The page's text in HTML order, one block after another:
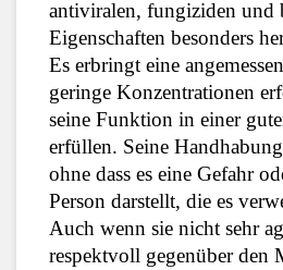
antiviralen, fungiziden und
Eigenschaften besonders
Es erbringt eine
geringe Konzentrationen
seine Funktion in einer
erfüllen. Seine
ohne dass es eine Gefahr
Person darstellt, die es
Auch wenn sie nicht sehr
respektvoll gegenüber den